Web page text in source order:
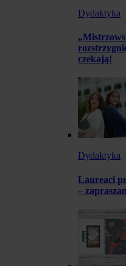
Dydaktyka
czekają!
Dydaktyka
Laureaci
–